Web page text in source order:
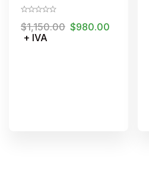
cierre para dama
$1,150.00 $980.00
+ IVA